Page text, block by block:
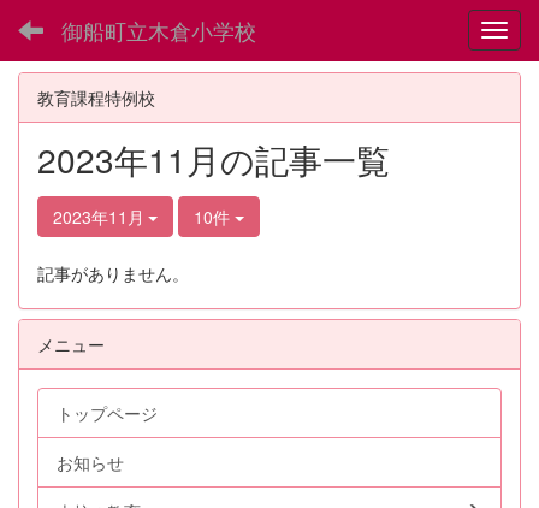
御船町立木倉小学校
教育課程特例校
2023年11月の記事一覧
2023年11月 10件
記事がありません。
メニュー
トップページ
お知らせ